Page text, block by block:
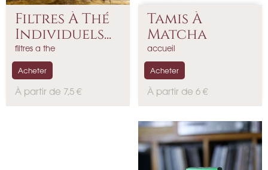
Filtres À Thé
Individuels...
filtres a the
P
À partir de 7,5 €
Acheter
Tamis À
Matcha
accueil
P
x
À partir de 6 €
Acheter